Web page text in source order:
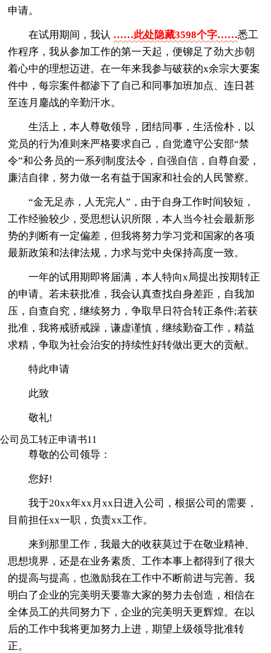
申请。
在试用期间，我认 ……此处隐藏3598个字……悉工
作程序，我从参加工作的第一天起，便铆足了劲大步朝
着心中的理想迈进。在一年来我参与破获的x余宗大要案
件中，每宗案件都渗下了自己和同事加班加点、连日甚
至连月鏖战的辛勤汗水。
生活上，本人尊敬领导，团结同事，生活俭朴，以
党员的行为准则来严格要求自己，自觉遵守公安部“禁
令”和公务员的一系列制度法令，自强自信，自尊自爱，
廉洁自律，努力做一名有益于国家和社会的人民警察。
“金无足赤，人无完人”，由于自身工作时间较短，
工作经验较少，受思想认识所限，本人当今社会最新形
势的判断有一定偏差，但我将努力学习党和国家的各项
最新政策和法律法规，力求与党中央保持高度一致。
一年的试用期即将届满，本人特向x局提出按期转正
的申请。若未获批准，我会认真查找自身差距，自我加
压，自查自究，继续努力，争取早日符合转正条件;若获
批准，我将戒骄戒躁，谦虚谨慎，继续勤奋工作，精益
求精，争取为社会治安的持续性好转做出更大的贡献。
特此申请
此致
敬礼!
公司员工转正申请书11
尊敬的公司领导：
您好!
我于20xx年xx月xx日进入公司，根据公司的需要，
目前担任xx一职，负责xx工作。
来到那里工作，我最大的收获莫过于在敬业精神、
思想境界，还是在业务素质、工作本事上都得到了很大
的提高与提高，也激励我在工作中不断前进与完善。我
明白了企业的完美明天要靠大家的努力去创造，相信在
全体员工的共同努力下，企业的完美明天更辉煌。在以
后的工作中我将更加努力上进，期望上级领导批准转
正。